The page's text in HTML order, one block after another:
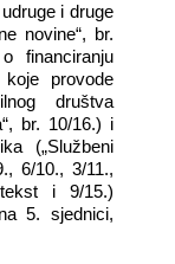
i druge
novine“, br.
financiranju
koje provode
društva
br. 10/16.) i
(„Službeni
6/10., 3/11.,
i 9/15.)
5. sjednici,